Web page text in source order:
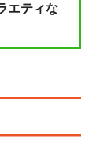
エティな